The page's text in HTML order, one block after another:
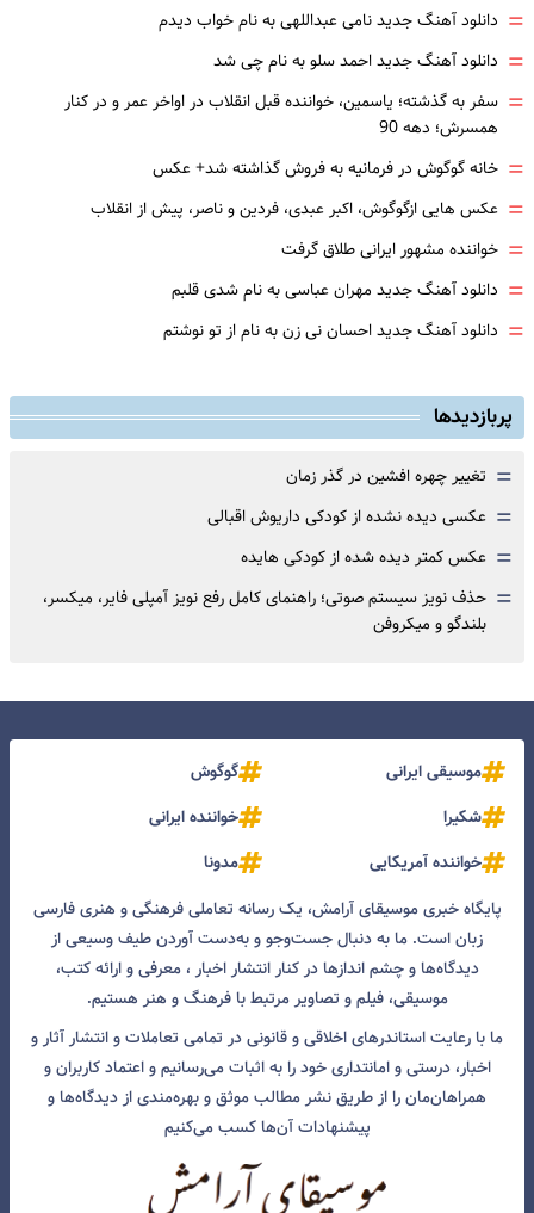
= دانلود آهنگ جدید نامی عبداللهی به نام خواب دیدم
= دانلود آهنگ جدید احمد سلو به نام چی شد
= سفر به گذشته؛ یاسمین، خواننده قبل انقلاب در اواخر عمر و در کنار
همسرش؛ دهه 90
= خانه گوگوش در فرمانیه به فروش گذاشته شد+ عکس
= عکس هایی ازگوگوش، اکبر عبدی، فردین و ناصر، پیش از انقلاب
= خواننده مشهور ایرانی طلاق گرفت
= دانلود آهنگ جدید مهران عباسی به نام شدی قلبم
= دانلود آهنگ جدید احسان نی زن به نام از تو نوشتم
پربازدیدها
= تغییر چهره افشین در گذر زمان
= عکسی دیده نشده از کودکی داریوش اقبالی
= عکس کمتر دیده شده از کودکی هایده
= حذف نویز سیستم صوتی؛ راهنمای کامل رفع نویز آمپلی فایر، میکسر،
بلندگو و میکروفن
موسیقی ایرانی
گوگوش
شکیرا
خواننده ایرانی
خواننده آمریکایی
مدونا
پایگاه خبری موسیقای آرامش، یک رسانه تعاملی فرهنگی و هنری فارسی
زبان است. ما به دنبال جست‌و‌جو و به‌دست آوردن طیف وسیعی از
دیدگاه‌ها و چشم انداز‌ها در کنار انتشار اخبار ، معرفی و ارائه کتب،
موسیقی، فیلم و تصاویر مرتبط با فرهنگ و هنر هستیم.
ما با رعایت استاندرهای اخلاقی و قانونی در تمامی تعاملات و انتشار آثار و
اخبار، درستی و امانتداری خود را به اثبات می‌رسانیم و اعتماد کاربران و
همراهان‌مان را از طریق نشر مطالب موثق و بهره‌مندی از دیدگاه‌ها و
پیشنهادات آن‌ها کسب می‌کنیم